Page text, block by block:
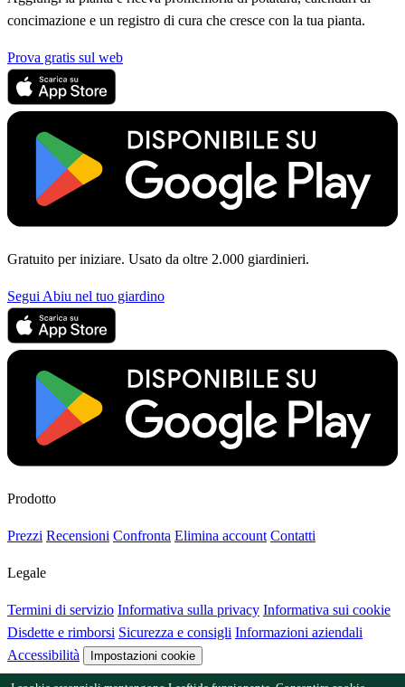
concimazione e un registro di cura che cresce con la tua pianta.
Prova gratis sul web
Gratuito per iniziare. Usato da oltre 2.000 giardinieri.
Segui Abiu nel tuo giardino
Prodotto
Prezzi Recensioni Confronta Elimina account Contatti
Legale
Termini di servizio Informativa sulla privacy Informativa sui cookie
Disdette e rimborsi Sicurezza e consigli Informazioni aziendali
Accessibilità
Impostazioni cookie